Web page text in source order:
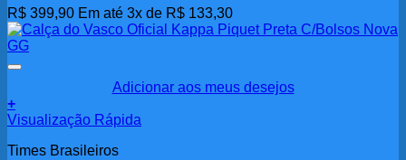
opções
podem
ser
escolhidas
página
do
produto
R$ 399,90 Em até 3x de R$ 133,30
Adicionar aos meus desejos
+
Visualização Rápida
Times Brasileiros